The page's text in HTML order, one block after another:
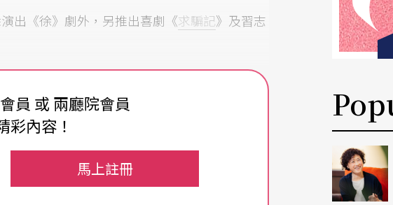
出《徐》劇外，另推出喜劇《求騙記》及習志
員 或 兩廳院會員
彩內容！
馬上註冊